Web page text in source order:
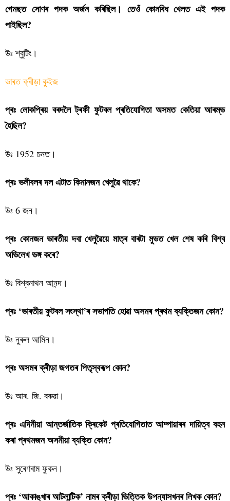
গেমছত সোণৰ পদক অৰ্জন কৰিছিল। তেওঁ কোনবিধ খেলত এই পদক
পাইছিল?
উঃ শ্বুটিং।
ভাৰত ক্ৰীড়া কুইজ
প্ৰঃ লোকপ্ৰিয় বৰদলৈ ট্ৰফী ফুটবল প্ৰতিযোগিতা অসমত কেতিয়া আৰম্ভ
হৈছিল?
উঃ 1952 চনত।
প্ৰঃ ভলীবলৰ দল এটাত কিমানজন খেলুৱৈ থাকে?
উঃ 6 জন।
প্ৰঃ কোনজন ভাৰতীয় দবা খেলুৱৈয়ে মাত্ৰ বাৰটা মুভত খেল শেষ কৰি বিশ্ব
অভিলেখ ভঙ্গ কৰে?
উঃ বিশ্বনাথন আনন্দ।
প্ৰঃ ‘ভাৰতীয় ফুটবল সংস্থা’ৰ সভাপতি হোৱা অসমৰ প্ৰথম ব্যক্তিজন কোন?
উঃ নুৰুল আমিন।
প্ৰঃ অসমৰ ক্ৰীড়া জগতৰ পিতৃস্বৰূপ কোন?
উঃ আৰ. জি. বৰুৱা।
প্ৰঃ এদিনীয়া আন্তৰ্জাতিক ক্ৰিকেট প্ৰতিযোগিতাত আম্পায়াৰৰ দায়িত্ব বহন
কৰা প্ৰথমজন অসমীয়া ব্যক্তি কোন?
উঃ সুৰেণৰাম ফুকন।
প্ৰঃ ‘আকাঙ্খাৰ আটলান্টিক’ নামৰ ক্ৰীড়া ভিত্তিক উপন্যাসখনৰ লিখক কোন?